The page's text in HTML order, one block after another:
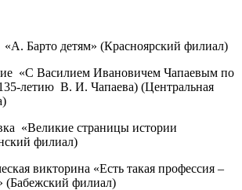
Барто детям» (Красноярский филиал)
«С Василием Ивановичем Чапаевым по
летию В. И. Чапаева) (Центральная
«Великие страницы истории
филиал)
викторина «Есть такая профессия –
(Бабежский филиал)